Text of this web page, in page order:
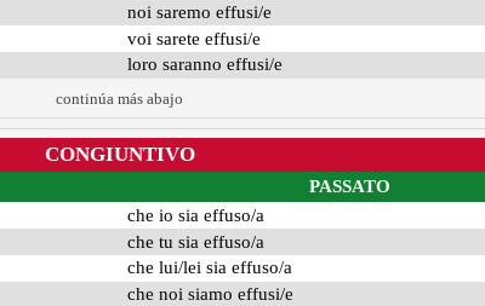
noi saremo effusi/e
voi sarete effusi/e
loro saranno effusi/e
continúa más abajo
CONGIUNTIVO
PASSATO
che io sia effuso/a
che tu sia effuso/a
che lui/lei sia effuso/a
che noi siamo effusi/e